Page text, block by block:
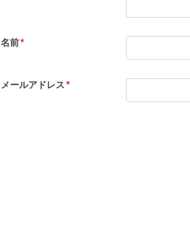
名前*
メールアドレス *